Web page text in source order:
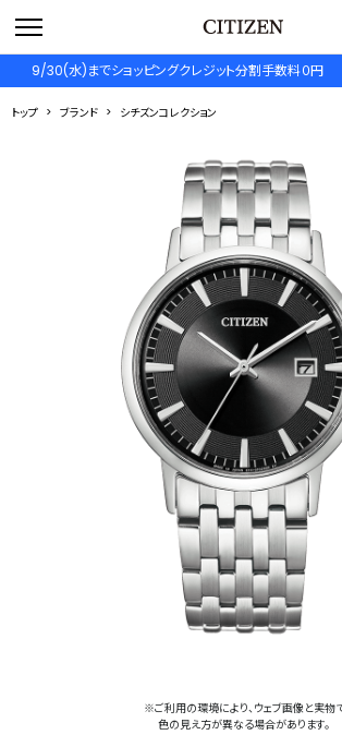
9/30(水)までショッピングクレジット分割手数料０円
トップ ブランド シチズンコレクション
※ご利用の環境により、ウェブ画像と実物
色の見え方が異なる場合があります。